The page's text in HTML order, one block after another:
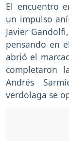
El encuentro
un impulso
Javier
pensando en
abrió el
completaron
Andrés
verdolaga se